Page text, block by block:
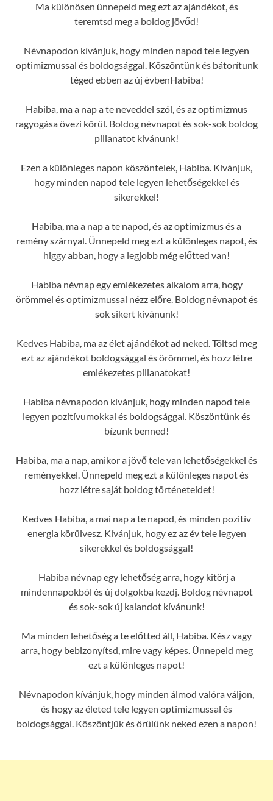
Ma különösen ünnepeld meg ezt az ajándékot, és
teremtsd meg a boldog jövőd!
Névnapodon kívánjuk, hogy minden napod tele legyen
optimizmussal és boldogsággal. Köszöntünk és bátorítunk
téged ebben az új évbenHabiba!
Habiba, ma a nap a te neveddel szól, és az optimizmus
ragyogása övezi körül. Boldog névnapot és sok-sok boldog
pillanatot kívánunk!
Ezen a különleges napon köszöntelek, Habiba. Kívánjuk,
hogy minden napod tele legyen lehetőségekkel és
sikerekkel!
Habiba, ma a nap a te napod, és az optimizmus és a
remény szárnyal. Ünnepeld meg ezt a különleges napot, és
higgy abban, hogy a legjobb még előtted van!
Habiba névnap egy emlékezetes alkalom arra, hogy
örömmel és optimizmussal nézz előre. Boldog névnapot és
sok sikert kívánunk!
Kedves Habiba, ma az élet ajándékot ad neked. Töltsd meg
ezt az ajándékot boldogsággal és örömmel, és hozz létre
emlékezetes pillanatokat!
Habiba névnapodon kívánjuk, hogy minden napod tele
legyen pozitívumokkal és boldogsággal. Köszöntünk és
bízunk benned!
Habiba, ma a nap, amikor a jövő tele van lehetőségekkel és
reményekkel. Ünnepeld meg ezt a különleges napot és
hozz létre saját boldog történeteidet!
Kedves Habiba, a mai nap a te napod, és minden pozitív
energia körülvesz. Kívánjuk, hogy ez az év tele legyen
sikerekkel és boldogsággal!
Habiba névnap egy lehetőség arra, hogy kitörj a
mindennapokból és új dolgokba kezdj. Boldog névnapot
és sok-sok új kalandot kívánunk!
Ma minden lehetőség a te előtted áll, Habiba. Kész vagy
arra, hogy bebizonyítsd, mire vagy képes. Ünnepeld meg
ezt a különleges napot!
Névnapodon kívánjuk, hogy minden álmod valóra váljon,
és hogy az életed tele legyen optimizmussal és
boldogsággal. Köszöntjük és örülünk neked ezen a napon!